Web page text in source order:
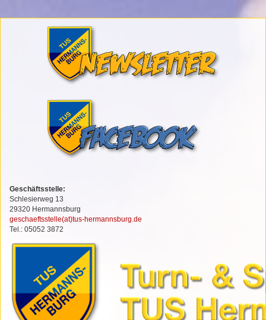
Geschäftsstelle:
Schlesierweg 13
29320 Hermannsburg
geschaeftsstelle(at)tus-hermannsburg.de
Tel.: 05052 3872